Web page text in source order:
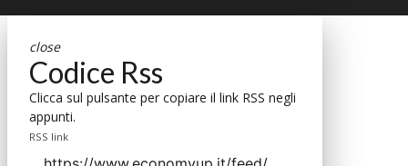
close
Codice Rss
Clicca sul pulsante per copiare il link RSS negli
appunti.
RSS link